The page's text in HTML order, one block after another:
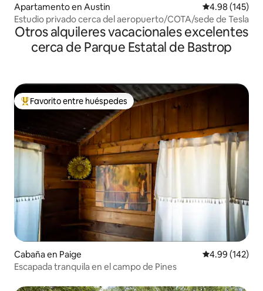
Apartamento en Austin Calificación
4.98 (145)
Estudio privado cerca del aeropuerto/COTA/sede de Tesla
Otros alquileres vacacionales excelentes
cerca de Parque Estatal de Bastrop
Favorito entre huéspedes preferido
Favorito entre huéspedes
Cabaña en Paige Calificación
4.99 (142)
Escapada tranquila en el campo de Pines